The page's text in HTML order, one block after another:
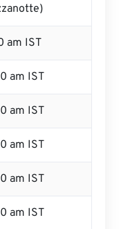
am IST
am IST
am IST
am IST
am IST
am IST